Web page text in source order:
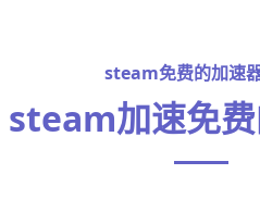
steam免费的加速
steam加速免